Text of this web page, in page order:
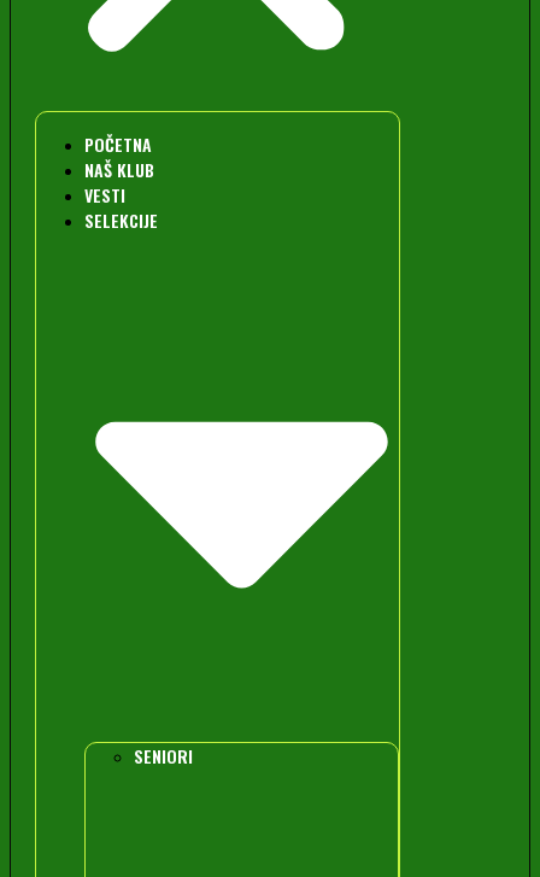
POČETNA
NAŠ KLUB
VESTI
SELEKCIJE
SENIORI